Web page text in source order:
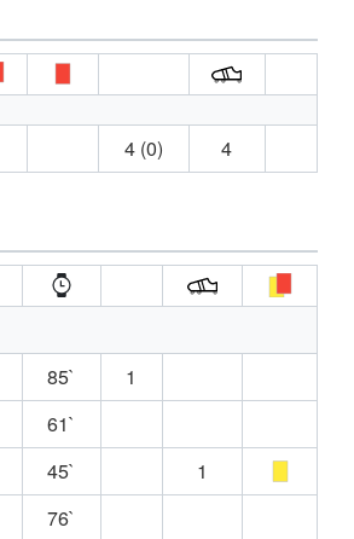
4 (0) 4
85`
1
61`
45`
1
76`